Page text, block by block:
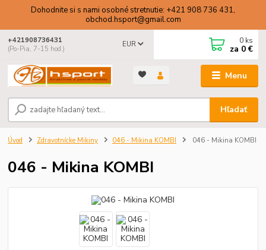
Dohodnite si s nami osobné stretnutie: +421 908 736 431,
obchod.hsport@gmail.com
Menu
EUR
Hľadať
+421908736431
(Po-Pia, 7-15 hod.)
0 ks
za 0 €
Úvod Zdravotnícke Mikiny 046 - Mikina KOMBI 046 - Mikina KOMBI
046 - Mikina KOMBI